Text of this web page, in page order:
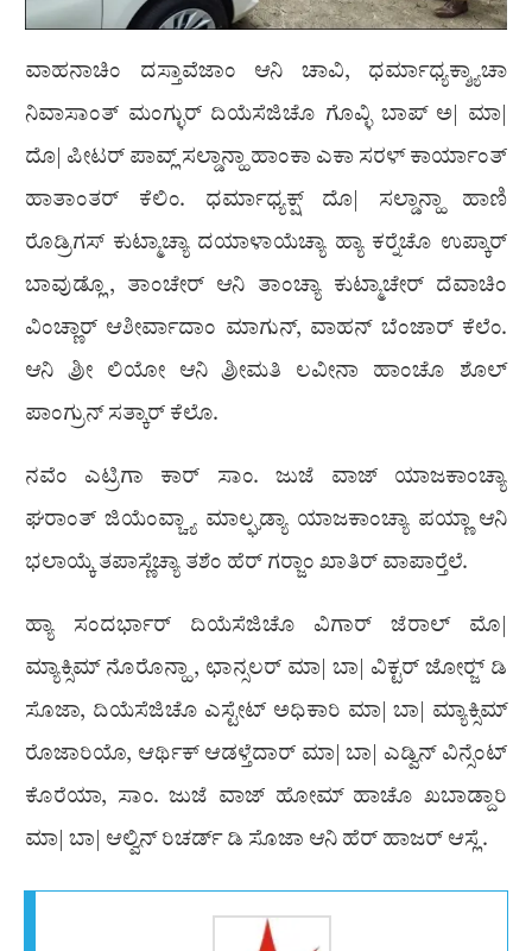
ವಾಹನಾಚಿಂ ದಸ್ತಾವೆಜಾಂ ಆನಿ ಚಾವಿ, ಧರ್ಮಾಧ್ಯಕ್ಶ್ಯಾಚಾ
ನಿವಾಸಾಂತ್ ಮಂಗ್ಳುರ್ ದಿಯೆಸೆಜಿಚೊ ಗೊವ್ಳಿ ಬಾಪ್ ಅ| ಮಾ|
ದೊ| ಪೀಟರ್ ಪಾವ್ಲ್ ಸಲ್ಡಾನ್ಹಾ ಹಾಂಕಾ ಎಕಾ ಸರಳ್ ಕಾರ್ಯಾಂತ್
ಹಾತಾಂತರ್ ಕೆಲಿಂ. ಧರ್ಮಾಧ್ಯಕ್ಷ್ ದೊ| ಸಲ್ಡಾನ್ಹಾ ಹಾಣಿ
ರೊಡ್ರಿಗಸ್ ಕುಟ್ಮಾಚ್ಯಾ ದಯಾಳಾಯೆಚ್ಯಾ ಹ್ಯಾ ಕರ‍್ನೆಚೊ ಉಪ್ಕಾರ್
ಬಾವುಡ್ಲೊ, ತಾಂಚೇರ್ ಆನಿ ತಾಂಚ್ಯಾ ಕುಟ್ಮಾಚೇರ್ ದೆವಾಚಿಂ
ವಿಂಚ್ಣಾರ್ ಆಶೀರ್ವಾದಾಂ ಮಾಗುನ್, ವಾಹನ್ ಬೆಂಜಾರ್ ಕೆಲೆಂ.
ಆನಿ ಶ್ರೀ ಲಿಯೋ ಆನಿ ಶ್ರೀಮತಿ ಲವೀನಾ ಹಾಂಚೊ ಶೊಲ್
ಪಾಂಗ್ರುನ್ ಸತ್ಕಾರ್ ಕೆಲೊ.
ನವೆಂ ಎಟ್ರಿಗಾ ಕಾರ್ ಸಾಂ. ಜುಜೆ ವಾಜ್ ಯಾಜಕಾಂಚ್ಯಾ
ಘರಾಂತ್ ಜಿಯೆಂವ್ಚ್ಯಾ ಮಾಲ್ಘಡ್ಯಾ ಯಾಜಕಾಂಚ್ಯಾ ಪಯ್ಣಾ ಆನಿ
ಭಲಾಯ್ಕೆ ತಪಾಸ್ಣೆಚ್ಯಾ ತಶೆಂ ಹೆರ್ ಗರ‍್ಜಾಂ ಖಾತಿರ್ ವಾಪಾರ‍್ತೆಲೆ.
ಹ್ಯಾ ಸಂದರ್ಭಾರ್ ದಿಯೆಸೆಜಿಚೊ ವಿಗಾರ್ ಜೆರಾಲ್ ಮೊ|
ಮ್ಯಾಕ್ಸಿಮ್ ನೊರೊನ್ಹಾ, ಛಾನ್ಸಲರ್ ಮಾ| ಬಾ| ವಿಕ್ಟರ್ ಜೋರ‍್ಜ್ ಡಿ
ಸೊಜಾ, ದಿಯೆಸೆಜಿಚೊ ಎಸ್ಟೇಟ್ ಅಧಿಕಾರಿ ಮಾ| ಬಾ| ಮ್ಯಾಕ್ಸಿಮ್
ರೊಜಾರಿಯೊ, ಆರ್ಥಿಕ್ ಆಡಳ್ತೆದಾರ್ ಮಾ| ಬಾ| ಎಡ್ವಿನ್ ವಿನ್ಸೆಂಟ್
ಕೊರೆಯಾ, ಸಾಂ. ಜುಜೆ ವಾಜ್ ಹೋಮ್ ಹಾಚೊ ಖಬಾಡ್ದಾರಿ
ಮಾ| ಬಾ| ಆಲ್ವಿನ್ ರಿಚರ್ಡ್ ಡಿ ಸೊಜಾ ಆನಿ ಹೆರ್ ಹಾಜರ್ ಆಸ್ಲೆ.